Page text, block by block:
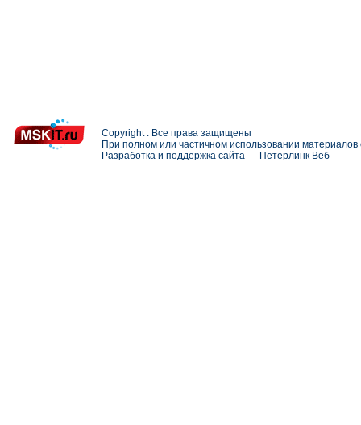
Copyright . Все права защищены
При полном или частичном использовании
Разработка и поддержка сайта — Петерлинк Веб